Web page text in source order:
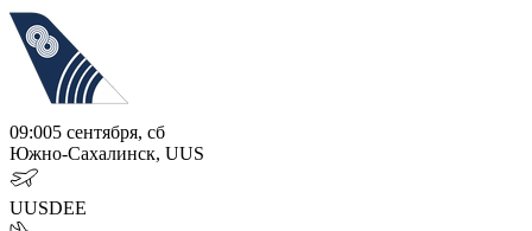
09:005 сентября, сб
Южно-Сахалинск, UUS
UUSDEE